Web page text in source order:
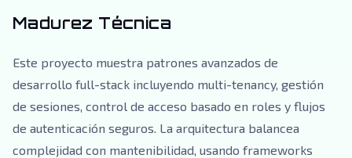
Madurez Técnica
Este proyecto muestra patrones avanzados de
desarrollo full-stack incluyendo multi-tenancy, gestión
de sesiones, control de acceso basado en roles y flujos
de autenticación seguros. La arquitectura balancea
complejidad con mantenibilidad, usando frameworks